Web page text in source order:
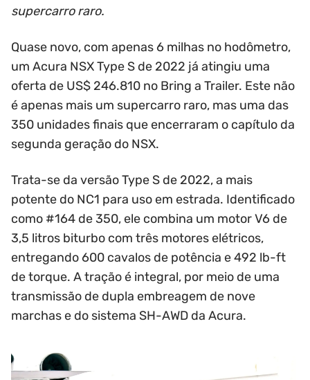
supercarro raro.
Quase novo, com apenas 6 milhas no hodômetro,
um Acura NSX Type S de 2022 já atingiu uma
oferta de US$ 246.810 no Bring a Trailer. Este não
é apenas mais um supercarro raro, mas uma das
350 unidades finais que encerraram o capítulo da
segunda geração do NSX.
Trata-se da versão Type S de 2022, a mais
potente do NC1 para uso em estrada. Identificado
como #164 de 350, ele combina um motor V6 de
3,5 litros biturbo com três motores elétricos,
entregando 600 cavalos de potência e 492 lb-ft
de torque. A tração é integral, por meio de uma
transmissão de dupla embreagem de nove
marchas e do sistema SH-AWD da Acura.